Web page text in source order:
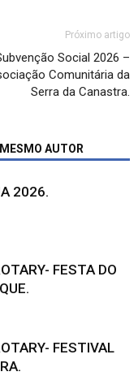
Próximo artigo
Social 2026 –
Comunitária da
Serra da Canastra.
AUTOR
2026.
FESTA DO
FESTIVAL